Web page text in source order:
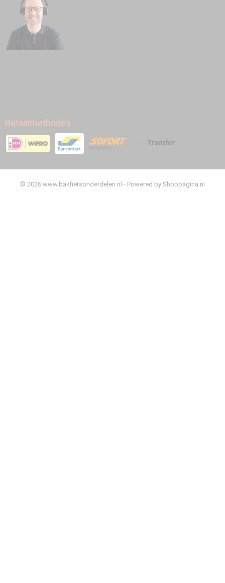
Betaalmethodes
© 2026 www.bakfietsonderdelen.nl - Powered by Shoppagina.nl